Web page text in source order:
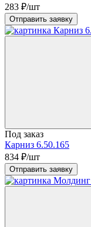
283 ₽/шт
Отправить заявку
Под заказ
Карниз 6.50.165
834 ₽/шт
Отправить заявку